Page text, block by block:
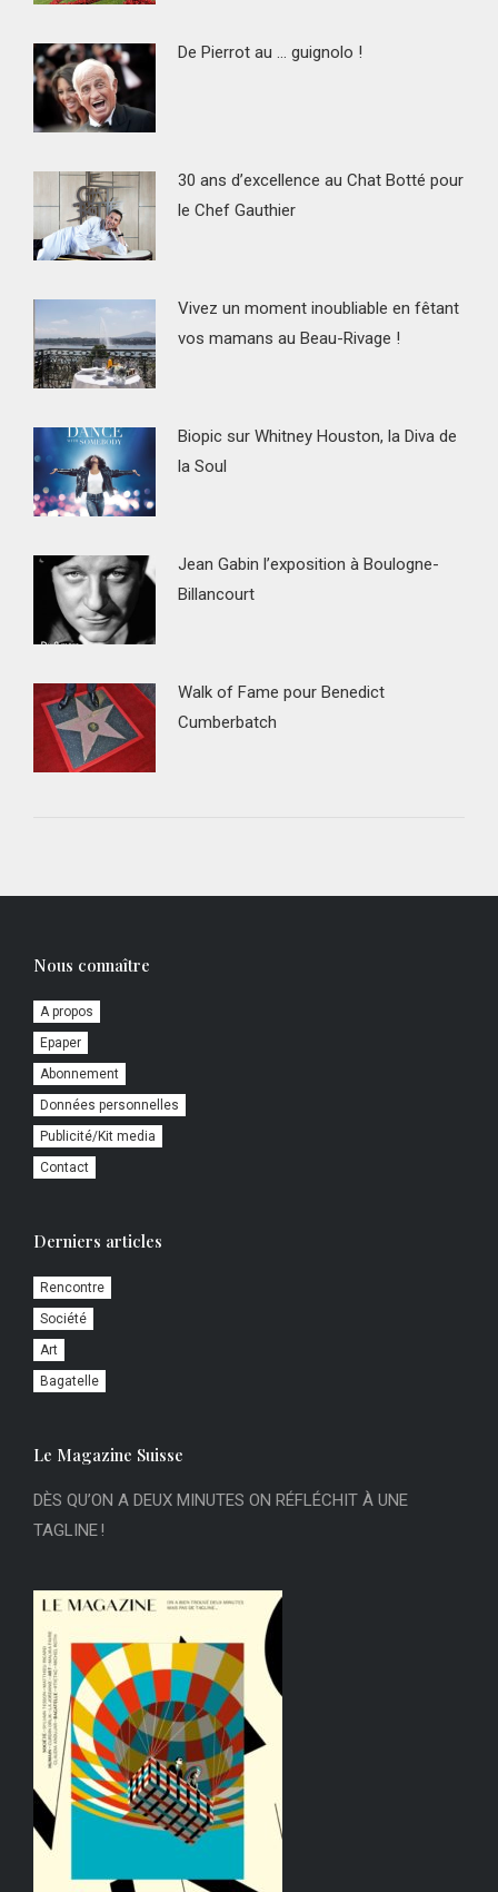
De Pierrot au … guignolo !
30 ans d’excellence au Chat Botté pour
le Chef Gauthier
Vivez un moment inoubliable en fêtant
vos mamans au Beau-Rivage !
Biopic sur Whitney Houston, la Diva de
la Soul
Jean Gabin l’exposition à Boulogne-
Billancourt
Walk of Fame pour Benedict
Cumberbatch
Nous connaître
A propos
Epaper
Abonnement
Données personnelles
Publicité/Kit media
Contact
Derniers articles
Rencontre
Société
Art
Bagatelle
Le Magazine Suisse
DÈS QU’ON A DEUX MINUTES ON RÉFLÉCHIT À UNE
TAGLINE !